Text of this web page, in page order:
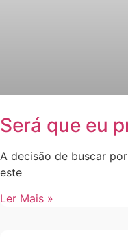
Será que eu
A decisão de buscar
este
Ler Mais »